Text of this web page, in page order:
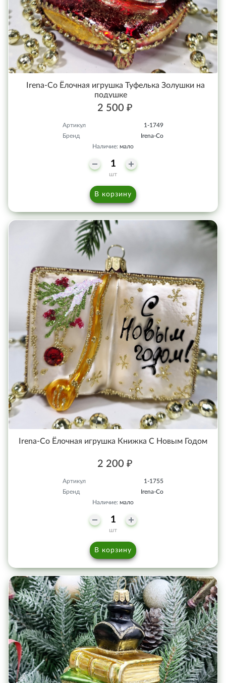
Irena-Co Ёлочная игрушка Туфелька Золушки на
подушке
2 500 ₽
Артикул
1-1749
Бренд
Irena-Co
Наличие: мало
шт
В корзину
Irena-Co Ёлочная игрушка Книжка С Новым Годом
2 200 ₽
Артикул
1-1755
Бренд
Irena-Co
Наличие: мало
шт
В корзину